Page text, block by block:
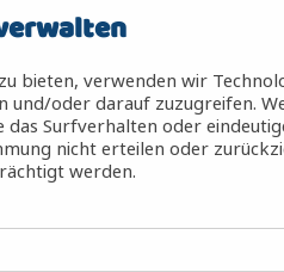
bieten, verwenden wir
oder darauf zuzugreifen.
Surfverhalten oder
nicht erteilen oder
werden.